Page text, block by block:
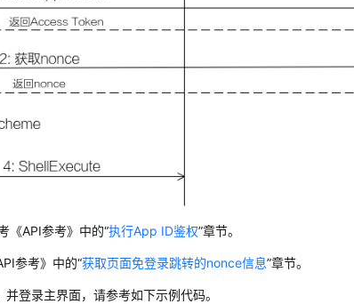
《API参考》中的“执行App ID鉴权”章节。
参考》中的“获取页面免登录跳转的nonce信息”章节。
登录主界面，请参考如下示例代码。